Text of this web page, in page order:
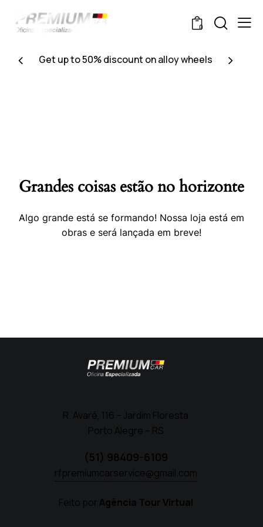
0
Get up to 50% discount on alloy wheels
Grandes coisas estão no horizonte
Algo grande está se formando! Nossa loja está em
obras e será lançada em breve!
R. Avaré, 116 – Jardim Floresta
Porto Alegre – RS
(51) 98409-6109
rfpremiumcarservice@gmail.com
Feito por Agência Tour Virtual